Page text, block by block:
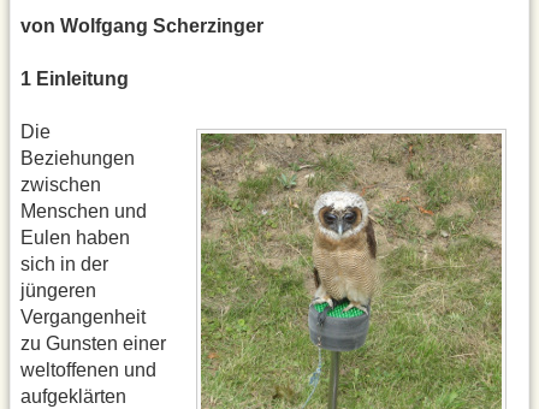
von Wolfgang Scherzinger
1 Einleitung
Die
Beziehungen
zwischen
Menschen und
Eulen haben
sich in der
jüngeren
Vergangenheit
zu Gunsten einer
weltoffenen und
aufgeklärten